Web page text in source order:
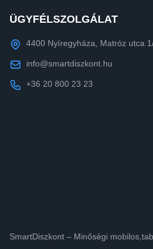
ÜGYFÉLSZOLGÁLAT
4400 Nyíregyháza, Matróz utca
info@smartdiszkont.hu
+36 20 800 23 23
SmartDiszkont – Minőségi